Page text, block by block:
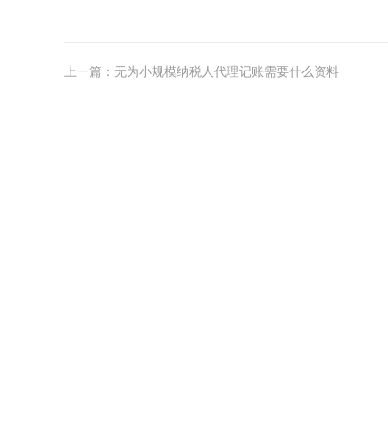
上一篇：无为小规模纳税人代理记账需要什么资料